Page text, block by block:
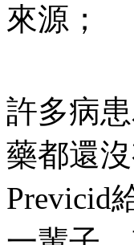
來源；
許多病
藥都還
Previcid